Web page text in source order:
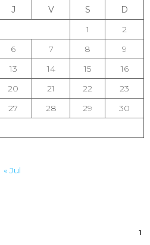
J V S
D
1
2
6 7 8
9
13 14 15
16
20 21 22
23
27 28 29
30
« Jul
1